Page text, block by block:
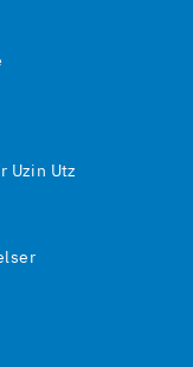
Uzin Utz